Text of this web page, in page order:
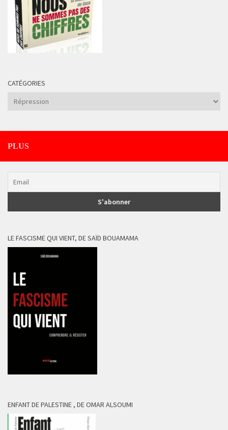
CATÉGORIES
Catégories
PLUS
LE FASCISME QUI VIENT, DE SAÏD BOUAMAMA
ENFANT DE PALESTINE , DE OMAR ALSOUMI